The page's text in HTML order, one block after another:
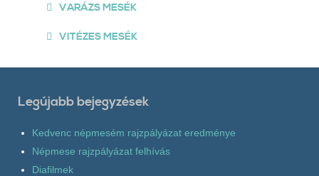
VARÁZS MESÉK
VITÉZES MESÉK
Legújabb bejegyzések
Kedvenc népmesém rajzpályázat eredménye
Népmese rajzpályázat felhívás
Diafilmek